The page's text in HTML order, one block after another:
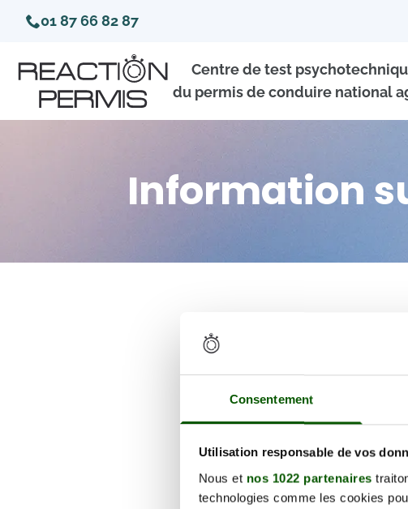
Consentement
Utilisation responsable de vos
Nous et nos 1022 partenaires
technologies comme les cookies
01 87 66 82 87
Centre de test
du permis de conduire national
Information